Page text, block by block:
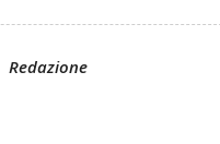
Redazione